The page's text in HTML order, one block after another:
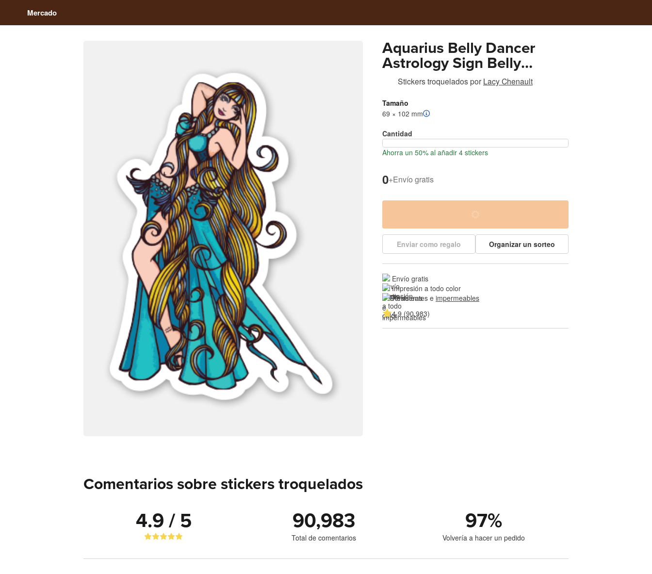
Mercado
Aquarius Belly Dancer
Astrology Sign Belly
Dance
Stickers troqueladospor Lacy Chenault
Tamaño
69 × 102 mm
Cantidad
Ahorra un 50% al añadir 4 stickers
0+Envío gratis
Enviar como regalo Organizar un sorteo
Envío gratis
Impresión a todo color
Resistentes e impermeables
4.9 (90,983)
Comentarios sobre stickers troquelados
4.9 / 5 90,983
Total de comentarios
97%
Volvería a hacer un pedido